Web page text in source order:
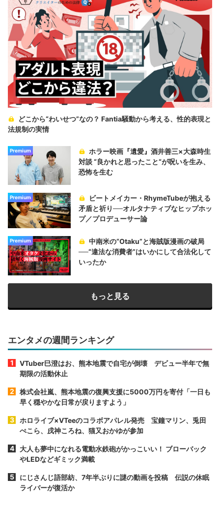
どこから“わいせつ”なの？ Fantia騒動から考える、性的表現と
法規制の実情
Premium
ホラー映画『遺愛』酒井善三×大森時生
対談 “良かれと思ったこと“が呪いを生み、
恐怖を生む
Premium
ビートメイカー・RhymeTubeが抱える
矛盾と祈り──オルタナティブなヒップホッ
プ／プロデューサー論
Premium
中南米の“Otaku”と海賊版漫画の破局
──“違法な消費者”はいかにして合法化して
いったか
もっと見る
エンタメの週間ランキング
VTuber巳澄はお、熊本地震で自宅が倒壊 デビュー半年で無
期限の活動休止
株式会社嵐、熊本地震の復興支援に5000万円を寄付「一日も
早く穏やかな日常が戻りますよう」
ホロライブ×VTeeのコラボアパレル発売 宝鐘マリン、兎田
ぺこら、戌神ころね、猫又おかゆが参加
大人も夢中になれる電動水鉄砲がかっこいい！ ブローバック
やLEDなどギミック満載
にじさんじ語部紡、7年半ぶりに謎の動画を投稿 伝説の休眠
ライバーが復活か